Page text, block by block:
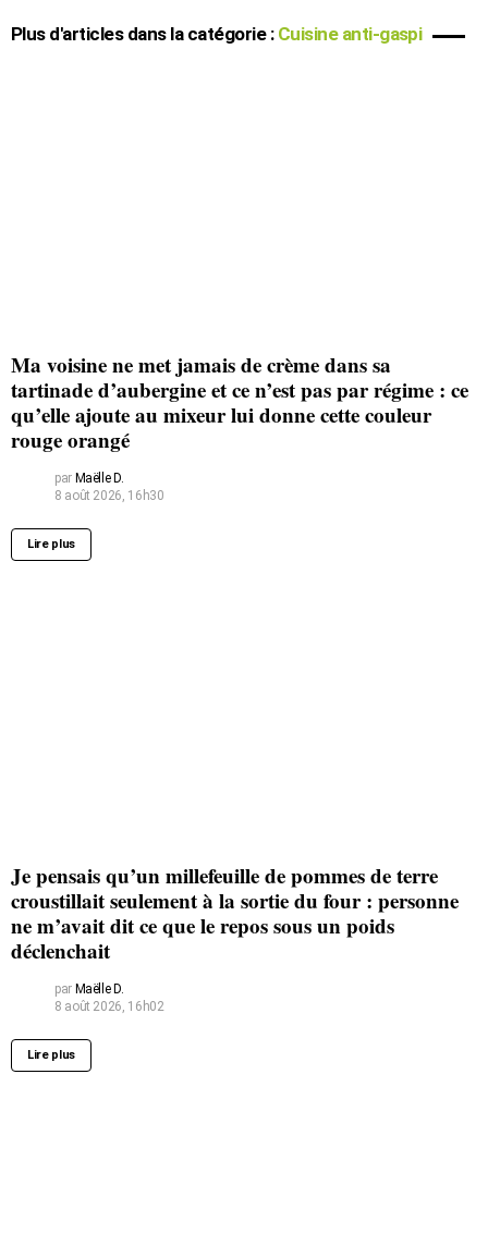
Plus d'articles dans la catégorie : Cuisine anti-gaspi
Ma voisine ne met jamais de crème dans sa
tartinade d’aubergine et ce n’est pas par régime : ce
qu’elle ajoute au mixeur lui donne cette couleur
rouge orangé
par Maëlle D.
8 août 2026, 16h30
Lire plus
Je pensais qu’un millefeuille de pommes de terre
croustillait seulement à la sortie du four : personne
ne m’avait dit ce que le repos sous un poids
déclenchait
par Maëlle D.
8 août 2026, 16h02
Lire plus